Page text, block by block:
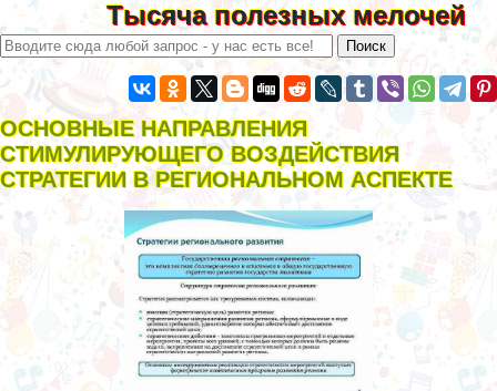
Тысяча полезных мелочей
ОСНОВНЫЕ НАПРАВЛЕНИЯ
СТИМУЛИРУЮЩЕГО ВОЗДЕЙСТВИЯ
СТРАТЕГИИ В РЕГИОНАЛЬНОМ АСПЕКТЕ